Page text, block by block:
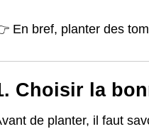
En bref, planter des
Choisir la
de planter, il faut